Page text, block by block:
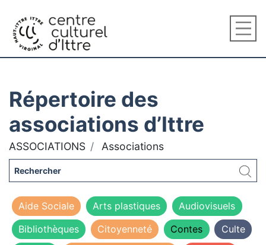
Répertoire des
associations d’Ittre
ASSOCIATIONS Associations
Aide Sociale Arts plastiques
Audiovisuels
Bibliothèques
Citoyenneté Contes
Culte